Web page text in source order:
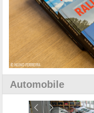
Automobile